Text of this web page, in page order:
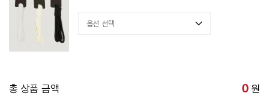
총 상품 금액 0 원